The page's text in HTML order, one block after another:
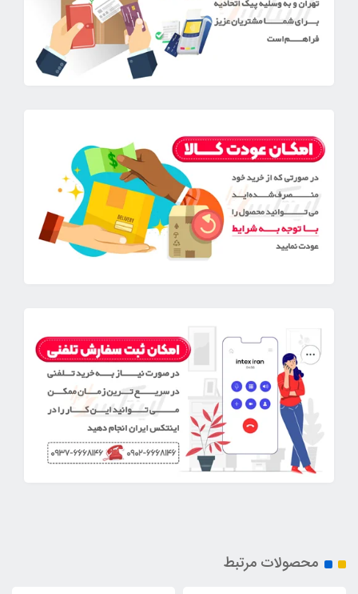
محصولات مرتبط